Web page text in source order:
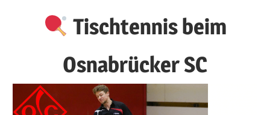
Tischtennis beim
Osnabrücker SC